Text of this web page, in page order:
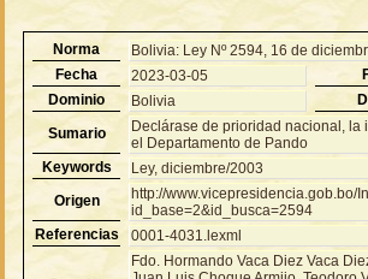
Norma
Bolivia: Ley Nº 2594, 16 de
Fecha
2023-03-05
Dominio
Bolivia
Sumario
Declárase de prioridad nacional,
el Departamento de Pando
Keywords
Ley, diciembre/2003
Origen
http://www.vicepresidencia.gob.bo/
id_base=2&id_busca=2594
Referencias
0001-4031.lexml
Fdo. Hormando Vaca Diez Vaca